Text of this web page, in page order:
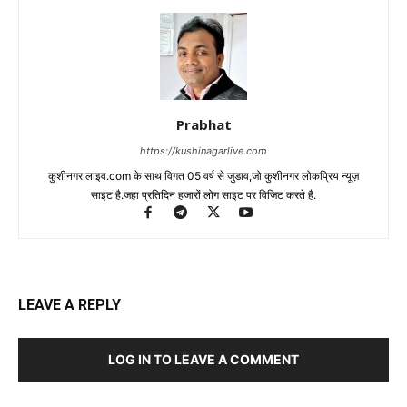
Prabhat
https://kushinagarlive.com
कुशीनगर लाइव.com के साथ विगत 05 वर्ष से जुडाव,जो कुशीनगर लोकप्रिय न्यूज़
साइट है.जहा प्रतिदिन हजारों लोग साइट पर विजिट करते है.
LEAVE A REPLY
LOG IN TO LEAVE A COMMENT